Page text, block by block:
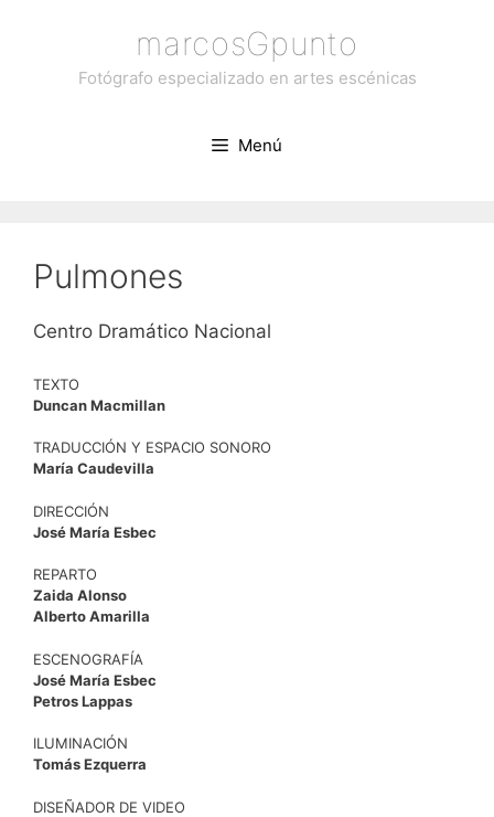
contenido
marcosGpunto
Fotógrafo especializado en artes escénicas
Menú
Pulmones
Centro Dramático Nacional
TEXTO
Duncan Macmillan
TRADUCCIÓN Y ESPACIO SONORO
María Caudevilla
DIRECCIÓN
José María Esbec
REPARTO
Zaida Alonso
Alberto Amarilla
ESCENOGRAFÍA
José María Esbec
Petros Lappas
ILUMINACIÓN
Tomás Ezquerra
DISEÑADOR DE VIDEO